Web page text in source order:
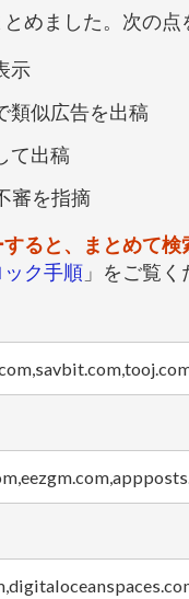
めました。次の点
示
類似広告を出稿
て出稿
審を指摘
すると、まとめて検
ク手順 」をご覧く